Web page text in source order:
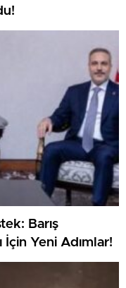
Barış
İçin Yeni Adımlar!